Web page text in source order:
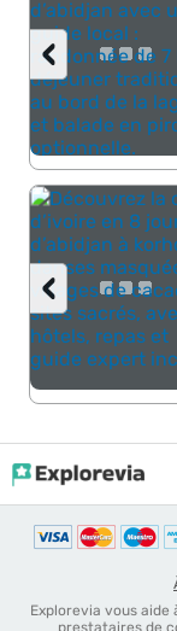
‹
‹
Explorevia vous
prestataires de